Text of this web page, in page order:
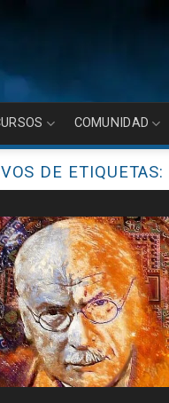
COMUNIDAD
DE ETIQUETAS: